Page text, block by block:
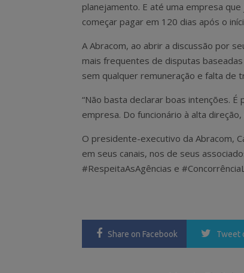
planejamento. E até uma empresa
começar pagar em 120 dias após o
A Abracom, ao abrir a discussão por
mais frequentes de disputas
sem qualquer remuneração e falta de
“Não basta declarar boas intenções.
empresa. Do funcionário à alta
O presidente-executivo da Abracom,
em seus canais, nos de seus
#RespeitaAsAgências e
Share on Facebook Tweet